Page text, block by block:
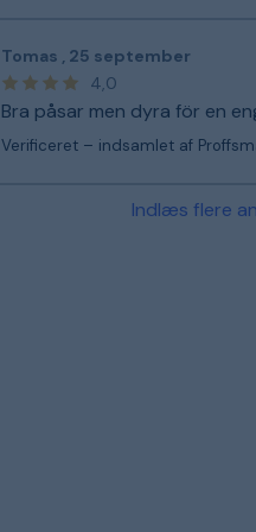
Tomas , 25 september
4,0
Bra påsar men dyra för en
Verificeret – indsamlet af
Indlæs flere